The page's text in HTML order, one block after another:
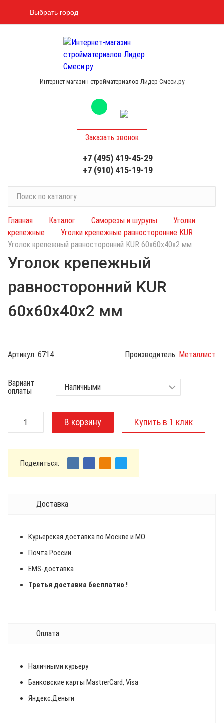
Выбрать город
Интернет-магазин стройматериалов Лидер Смеси.ру
и
к
о
а
а
у
Заказать звонок
+7 (495) 419-45-29
+7 (910) 415-19-19
Главная Каталог Саморезы и шурупы
Уголки
крепежные
Уголки крепежные равносторонние KUR
Уголок крепежный равносторонний KUR 60х60х40х2 мм
Уголок крепежный
равносторонний KUR
60х60х40х2 мм
Артикул: 6714 Производитель: Металлист
Вариант
оплаты
Поделиться:
Доставка
Курьерская доставка по Москве и МО
Почта России
EMS-доставка
Третья доставка бесплатно !
Оплата
Наличными курьеру
Банковские карты MastrerCard, Visa
Яндекс.Деньги